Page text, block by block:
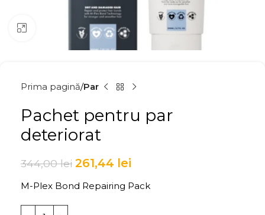
Click to enlarge
Prima pagină Par
Pachet pentru par
deteriorat
344,00lei 261,44 lei
M-Plex Bond Repairing Pack